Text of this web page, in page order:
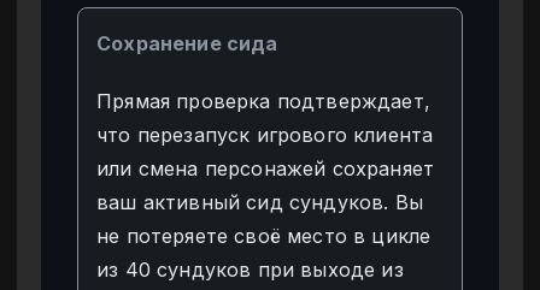
Сохранение сида
Прямая проверка подтверждает,
что перезапуск игрового клиента
или смена персонажей сохраняет
ваш активный сид сундуков. Вы
не потеряете своё место в цикле
из 40 сундуков при выходе из